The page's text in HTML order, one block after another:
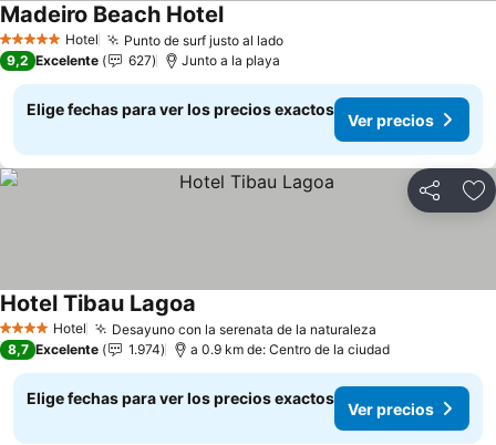
5 Estrellas Hotel Punto de surf justo al lado
Madeiro Beach Hotel
9,2 Excelente 627 Junto a la playa
Elige fechas para ver los precios exactos
Ver precios
Compartir
4 EstrellasHotel Desayuno con la serenata de la naturaleza
Hotel Tibau Lagoa
8,7 Excelente 1.974 a 0.9 km de: Centro de la ciudad
Elige fechas para ver los precios exactos
Ver precios